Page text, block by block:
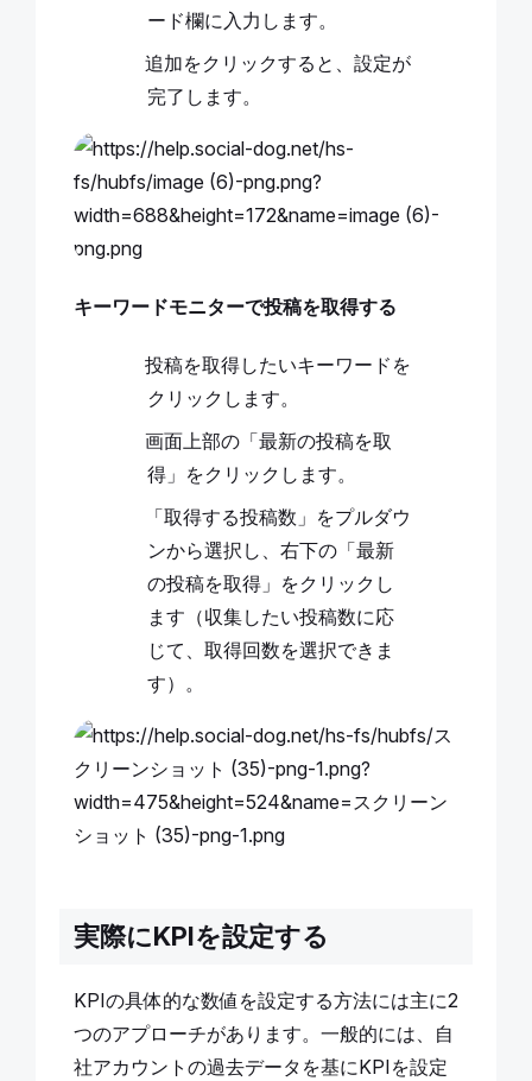
ード欄に入力します。
追加をクリックすると、設定が
完了します。
キーワードモニターで投稿を取得する
投稿を取得したいキーワードを
クリックします。
画面上部の「最新の投稿を取
得」をクリックします。
「取得する投稿数」をプルダウ
ンから選択し、右下の「最新
の投稿を取得」をクリックし
ます（収集したい投稿数に応
じて、取得回数を選択できま
す）。
実際にKPIを設定する
KPIの具体的な数値を設定する方法には主に2
つのアプローチがあります。一般的には、自
社アカウントの過去データを基にKPIを設定